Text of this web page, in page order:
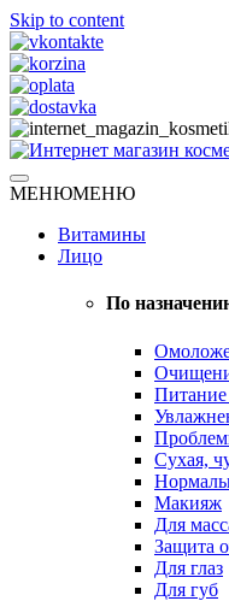
Skip to content
Интернет
Натуральная косметика
МЕНЮМЕНЮ
Витамины
Лицо
По
Сухая,
Макияж
Для
Защита
Для глаз
Для губ